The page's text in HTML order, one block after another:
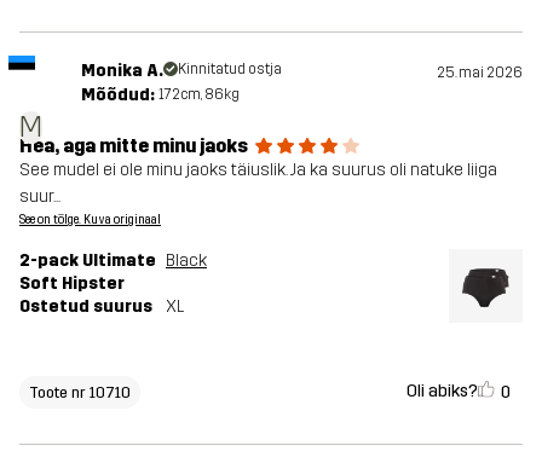
M
Monika A. Kinnitatud ostja 25. mai 2026
Mõõdud: 172cm, 86kg
Hea, aga mitte minu jaoks
See mudel ei ole minu jaoks täiuslik. Ja ka suurus oli natuke liiga
suur...
See on tõlge. Kuva originaal
2-pack Ultimate
Soft Hipster
Black
Ostetud suurus XL
Toote nr 10710 Oli abiks? 0